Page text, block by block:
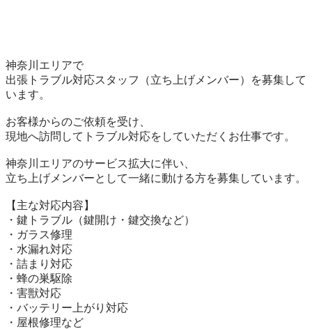
神奈川エリアで
出張トラブル対応スタッフ（立ち上げメンバー）を募集して
います。
お客様からのご依頼を受け、
現地へ訪問してトラブル対応をしていただくお仕事です。
神奈川エリアのサービス拡大に伴い、
立ち上げメンバーとして一緒に動ける方を募集しています。
【主な対応内容】
・鍵トラブル（鍵開け・鍵交換など）
・ガラス修理
・水漏れ対応
・詰まり対応
・蜂の巣駆除
・害獣対応
・バッテリー上がり対応
・屋根修理など